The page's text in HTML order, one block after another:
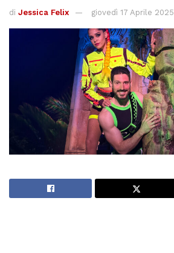
di Jessica Felix giovedì 17 Aprile 2025